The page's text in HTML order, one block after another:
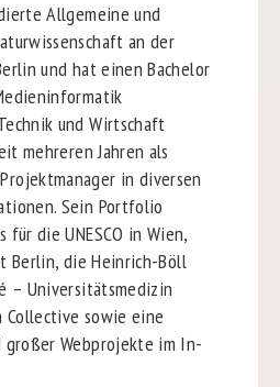
Allgemeine und
an der
und hat einen Bachelor
und Wirtschaft
mehreren Jahren als
in diversen
Sein Portfolio
für die UNESCO in Wien,
Berlin, die Heinrich-Böll
– Universitätsmedizin
Collective sowie eine
Webprojekte im In-